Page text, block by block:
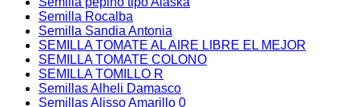
Semilla Rocalba
Semilla Sandia Antonia
SEMILLA TOMATE AL AIRE LIBRE EL MEJOR
SEMILLA TOMATE COLONO
SEMILLA TOMILLO R
Semillas Alheli Damasco
Semillas Alisso Amarillo 0